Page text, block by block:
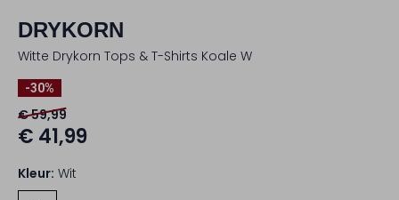
DRYKORN
Witte Drykorn Tops & T-Shirts Koale W
-30%
€ 59,99
€ 41,99
Kleur: Wit